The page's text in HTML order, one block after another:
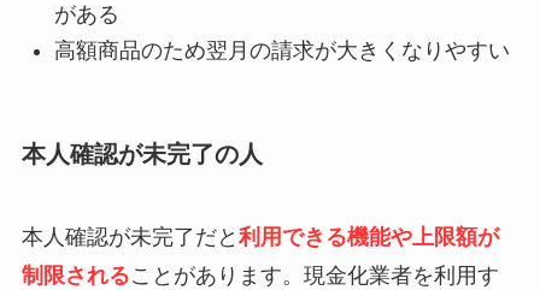
がある
高額商品のため翌月の請求が大きくなりやすい
本人確認が未完了の人
本人確認が未完了だと 利用できる機能や上限額が
制限されることがあります。現金化業者を利用す